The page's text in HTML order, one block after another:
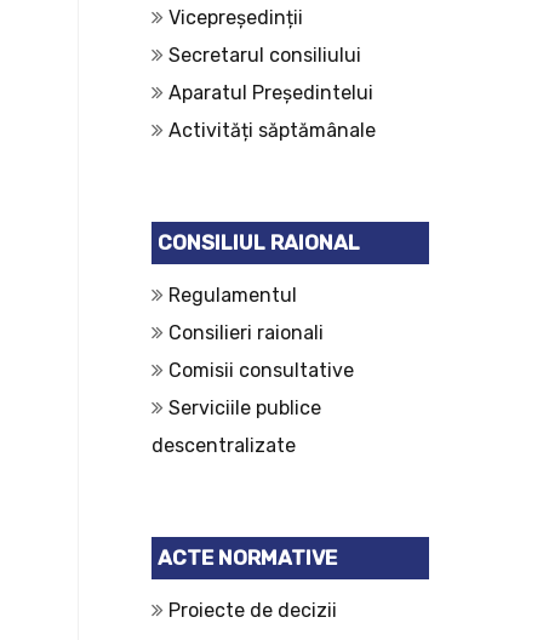
Vicepreședinții
Secretarul consiliului
Aparatul Președintelui
Activități săptămânale
CONSILIUL RAIONAL
Regulamentul
Consilieri raionali
Comisii consultative
Serviciile publice
descentralizate
ACTE NORMATIVE
Proiecte de decizii